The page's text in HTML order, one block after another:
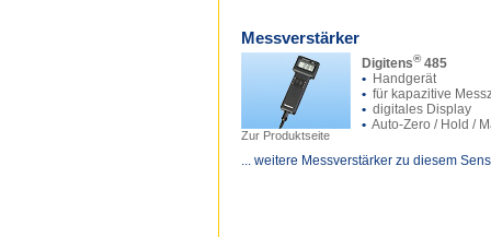
Messverstärker
Zur Produktseite
Digitens®485
• Handgerät
• für kapazitive
• digitales Display
• Auto-Zero / Hold /
... weitere Messverstärker zu diesem